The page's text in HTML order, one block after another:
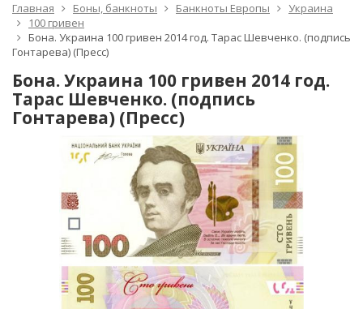
Главная Боны, банкноты Банкноты Европы
Украина
100 гривен
Бона. Украина 100 гривен 2014 год. Тарас Шевченко. (подпись
Гонтарева) (Пресс)
Бона. Украина 100 гривен 2014 год.
Тарас Шевченко. (подпись
Гонтарева) (Пресс)